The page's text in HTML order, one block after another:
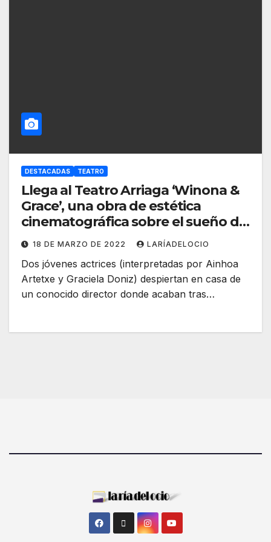
DESTACADAS TEATRO
Llega al Teatro Arriaga ‘Winona &
Grace’, una obra de estética
cinematográfica sobre el sueño de
ser actriz
18 DE MARZO DE 2022 LARÍADELOCIO
Dos jóvenes actrices (interpretadas por Ainhoa
Artetxe y Graciela Doniz) despiertan en casa de
un conocido director donde acaban tras…